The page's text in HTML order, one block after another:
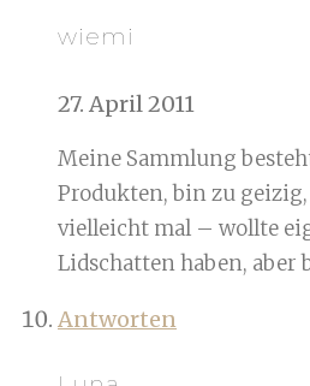
wiemi
27. April 2011
Meine Sammlung
Produkten, bin zu
vielleicht mal – wollte
Lidschatten haben, aber
Antworten